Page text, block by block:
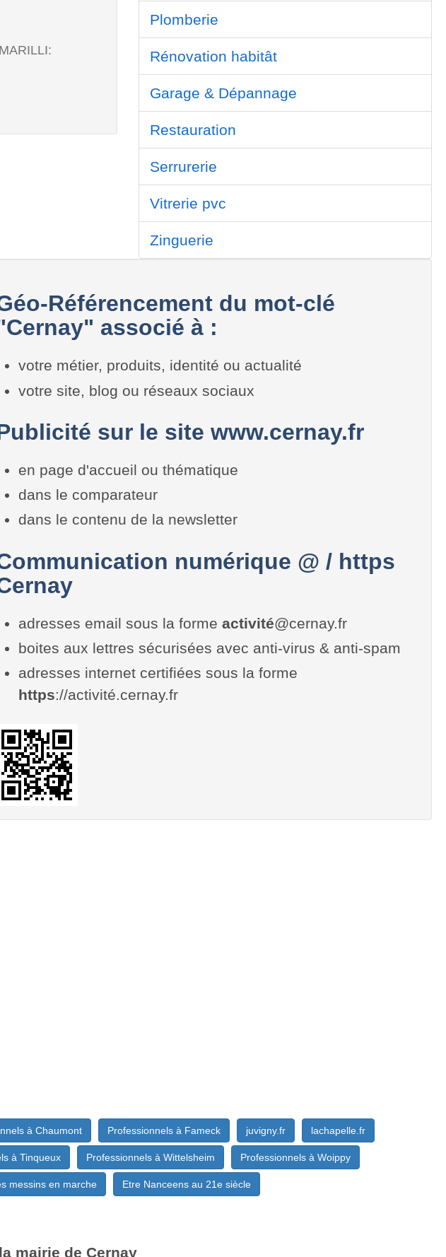
Plomberie
Rénovation habitât
Garage & Dépannage
Restauration
Serrurerie
Vitrerie pvc
Zinguerie
Référencement du mot-clé
associé à :
votre métier, produits, identité ou actualité
votre site, blog ou réseaux sociaux
sur le site www.cernay.fr
en page d'accueil ou thématique
dans le comparateur
dans le contenu de la newsletter
numérique @ / https
adresses email sous la forme activité@cernay.fr
boites aux lettres sécurisées avec anti-virus & anti-spam
adresses internet certifiées sous la forme
https://activité.cernay.fr
à Chaumont Professionnels à Fameck juvigny.fr lachapelle.fr
à Tinqueux Professionnels à Wittelsheim Professionnels à Woippy
messins en marche Etre Nanceens au 21e siècle
mairie de Cernay